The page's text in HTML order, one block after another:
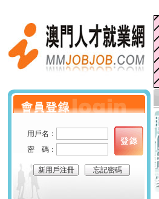
個人會員登錄
用戶名：
密 碼：
新用戶注冊 忘記密碼